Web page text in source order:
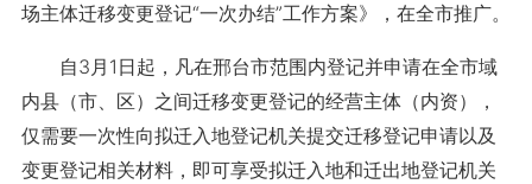
场主体迁移变更登记“一次办结”工作方案》，在全市推广。
自3月1日起，凡在邢台市范围内登记并申请在全市域
内县（市、区）之间迁移变更登记的经营主体（内资），
仅需要一次性向拟迁入地登记机关提交迁移登记申请以及
变更登记相关材料，即可享受拟迁入地和迁出地登记机关